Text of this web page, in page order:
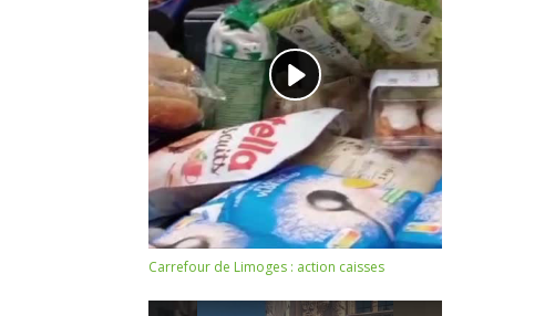
Carrefour de Limoges : action caisses